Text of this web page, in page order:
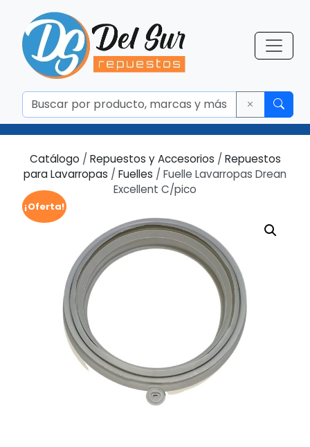
¡Oferta!
Catálogo / Repuestos y Accesorios / Repuestos
para Lavarropas / Fuelles / Fuelle Lavarropas Drean
Excellent C/pico